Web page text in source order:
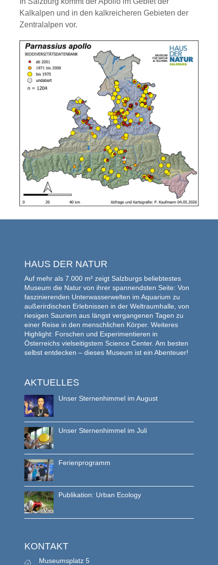
Kalkalpen und in den kalkreicheren Gebieten der
Zentralalpen vor.
HAUS DER NATUR
Auf mehr als 7.000 m² zeigt Salzburgs beliebtestes
Museum die Natur von ihrer spannendsten Seite: Von
faszinierenden Unterwasserwelten im Aquarium zu
außerirdischen Erlebnissen in der Weltraumhalle, von
riesigen Sauriern aus längst vergangenen Tagen zu
einer Reise in den menschlichen Körper. Weiteres
Highlight: Forschen und Experimentieren in
Österreichs vielseitigstem Science Center. Am besten
selbst entdecken – dieses Museum ist ein Abenteuer!
AKTUELLES
Unser Sternenhimmel im August
Unser Sternenhimmel im Juli
Ferienprogramm
Publikation: Urban Ecology
KONTAKT
Museumsplatz 5